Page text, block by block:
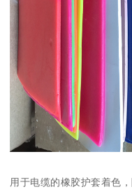
用于电缆的橡胶护套着色